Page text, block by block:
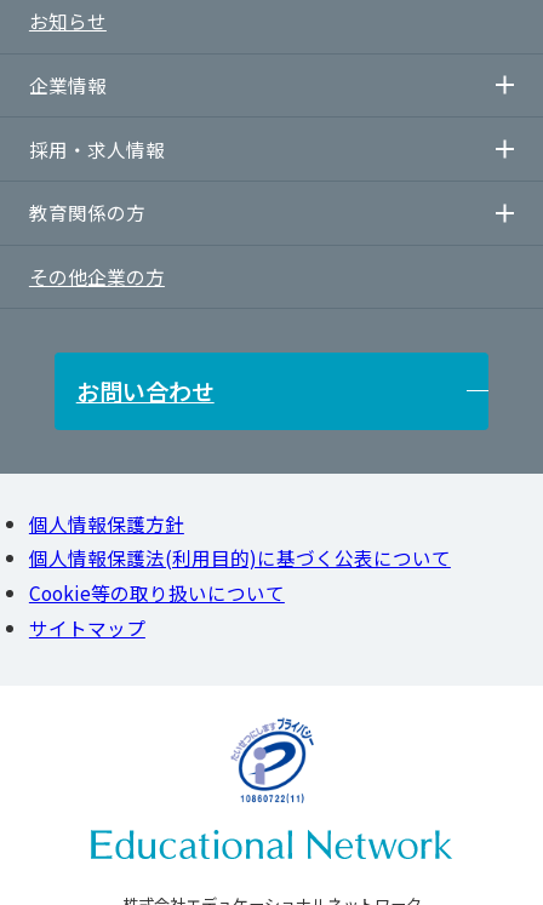
お知らせ
企業情報
企業情報TOP
社長メッセージ
会社概要
事業所一覧
採用・求人情報
採用・求人情報TOP
当社の求める人物像
教育関係の方
教育関係の方
私立小・中・高校の方
官公庁・自治体の方
大学・専門学校の方
その他企業の方
お問い合わせ
個人情報保護方針
個人情報保護法(利用目的)に基づく公表について
Cookie等の取り扱いについて
サイトマップ